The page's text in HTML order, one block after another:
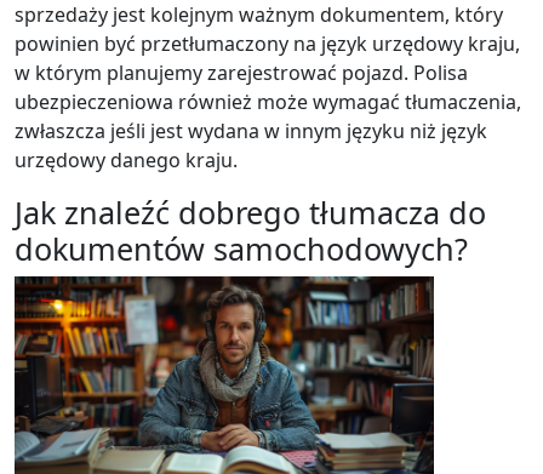
sprzedaży jest kolejnym ważnym dokumentem, który
powinien być przetłumaczony na język urzędowy kraju,
w którym planujemy zarejestrować pojazd. Polisa
ubezpieczeniowa również może wymagać tłumaczenia,
zwłaszcza jeśli jest wydana w innym języku niż język
urzędowy danego kraju.
Jak znaleźć dobrego tłumacza do
dokumentów samochodowych?